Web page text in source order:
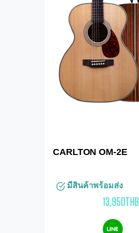
CARLTON OM-2E
มีสินค้าพร้อมส่ง
13,950THB